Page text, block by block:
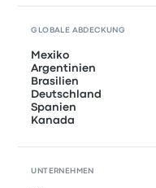
GLOBALE ABDECKUNG
Mexiko
Argentinien
Brasilien
Deutschland
Spanien
Kanada
UNTERNEHMEN